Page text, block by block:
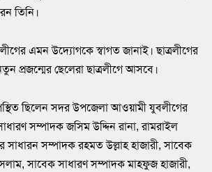
তিনি।
এমন উদ্যোগকে স্বাগত জানাই। ছাত্রলীগের
প্রজন্মের ছেলেরা ছাত্রলীগে আসবে।
ছিলেন সদর উপজেলা আওয়ামী যুবলীগের
সম্পাদক জসিম উদ্দিন রানা, রামরাইল
সম্পাদক রহমত উল্লাহ হাজারী, সাবেক
সাবেক সাধারণ সম্পাদক মাহফুজ হাজারী,